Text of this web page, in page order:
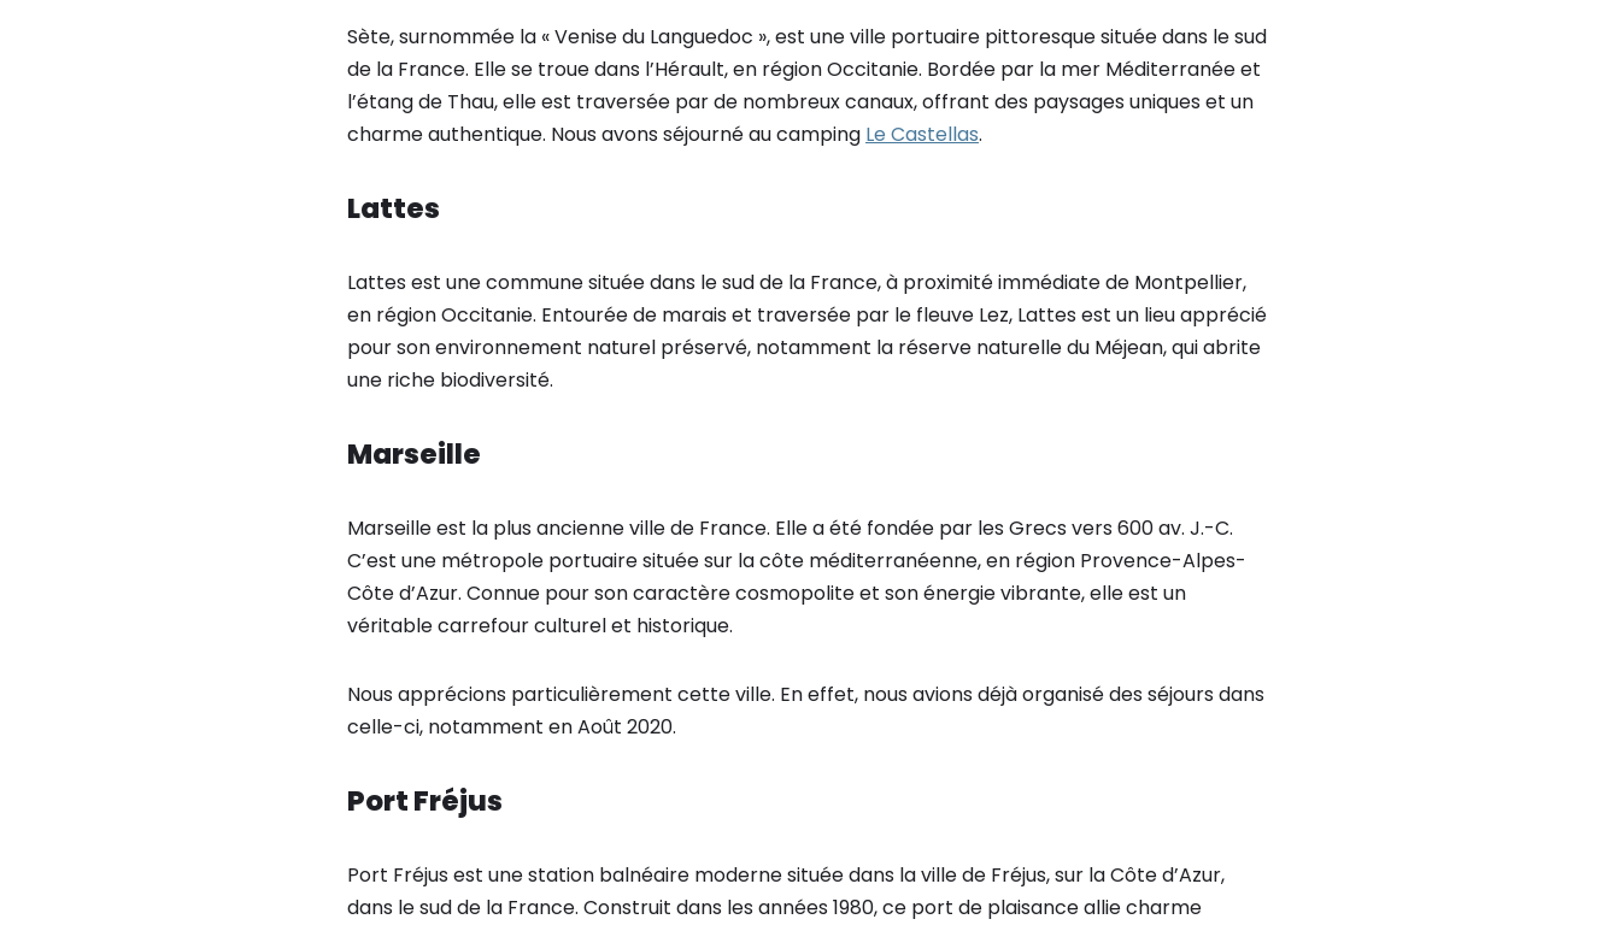
Sète, surnommée la « Venise du Languedoc », est une ville portuaire pittoresque située dans le sud
de la France. Elle se troue dans l’Hérault, en région Occitanie. Bordée par la mer Méditerranée et
l’étang de Thau, elle est traversée par de nombreux canaux, offrant des paysages uniques et un
charme authentique. Nous avons séjourné au camping Le Castellas.
Lattes
Lattes est une commune située dans le sud de la France, à proximité immédiate de Montpellier,
en région Occitanie. Entourée de marais et traversée par le fleuve Lez, Lattes est un lieu apprécié
pour son environnement naturel préservé, notamment la réserve naturelle du Méjean, qui abrite
une riche biodiversité.
Marseille
Marseille est la plus ancienne ville de France. Elle a été fondée par les Grecs vers 600 av. J.-C.
C’est une métropole portuaire située sur la côte méditerranéenne, en région Provence-Alpes-
Côte d’Azur. Connue pour son caractère cosmopolite et son énergie vibrante, elle est un
véritable carrefour culturel et historique.
Nous apprécions particulièrement cette ville. En effet, nous avions déjà organisé des séjours dans
celle-ci, notamment en Août 2020.
Port Fréjus
Port Fréjus est une station balnéaire moderne située dans la ville de Fréjus, sur la Côte d’Azur,
dans le sud de la France. Construit dans les années 1980, ce port de plaisance allie charme